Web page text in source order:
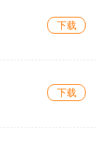
下载
下载